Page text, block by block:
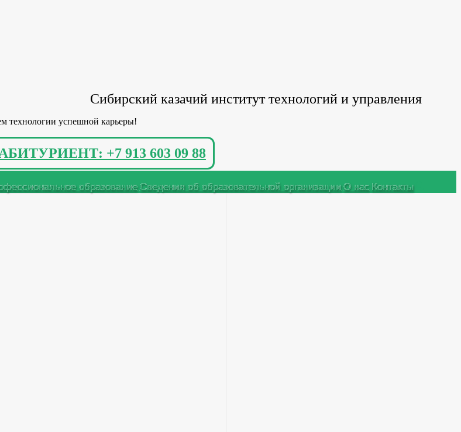
Сибирский казачий институт технологий и управления
технологии успешной карьеры!
+7 913 603 09 88
образованиеСведения об образовательной организацииО нас Контакты